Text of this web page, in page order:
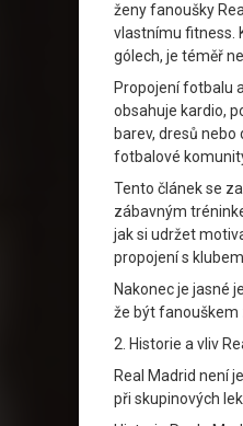
ženy fanoušky
vlastnímu fitness.
gólech, je téměř
Propojení fotbalu
obsahuje kardio,
barev, dresů
fotbalové
Tento článek se
zábavným
jak si udržet
propojení s
Nakonec je jasné
že být fanouškem
2. Historie a vliv
Real Madrid není
při skupinových